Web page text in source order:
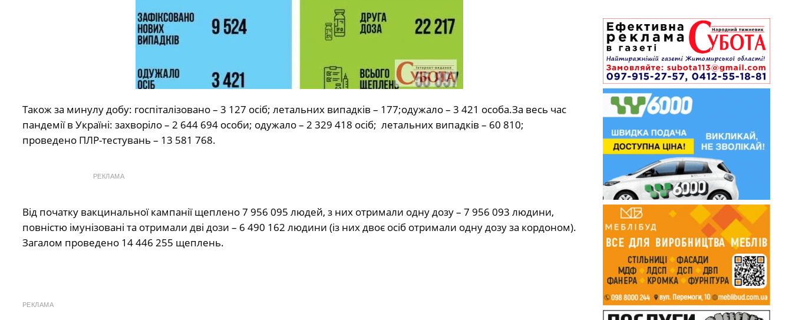
Також за минулу добу: госпіталізовано – 3 127 осіб; летальних випадків – 177;одужало – 3 421 особа.За весь час
пандемії в Україні: захворіло – 2 644 694 особи; одужало – 2 329 418 осіб; летальних випадків – 60 810;
проведено ПЛР-тестувань – 13 581 768.
РЕКЛАМА
Від початку вакцинальної кампанії щеплено 7 956 095 людей, з них отримали одну дозу – 7 956 093 людини,
повністю імунізовані та отримали дві дози – 6 490 162 людини (із них двоє осіб отримали одну дозу за кордоном).
Загалом проведено 14 446 255 щеплень.
РЕКЛАМА